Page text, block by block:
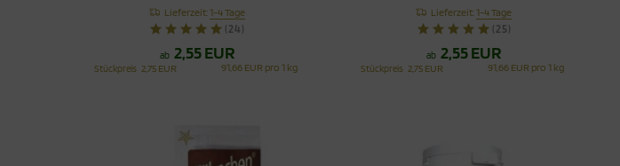
Lieferzeit:1-4 Tage
(24)
ab 2,55 EUR
Stückpreis 2,75 EUR 91,66 EUR pro 1 kg
Lieferzeit:1-4 Tage
(25)
ab 2,55 EUR
Stückpreis 2,75 EUR 91,66 EUR pro 1 kg